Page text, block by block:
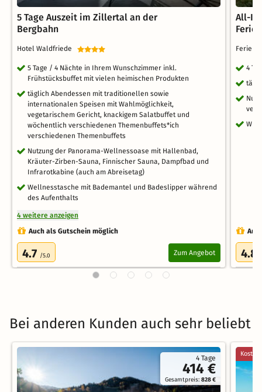
5 Tage Auszeit im Zillertal an der
Bergbahn
Hotel Waldfriede
5 Tage / 4 Nächte in Ihrem Wunschzimmer inkl.
Frühstücksbuffet mit vielen heimischen Produkten
täglich Abendessen mit traditionellen sowie
internationalen Speisen mit Wahlmöglichkeit,
vegetarischem Gericht, knackigem Salatbuffet und
wöchentlich verschiedenen Themenbuffets*ich
verschiedenen Themenbuffets
Nutzung der Panorama-Wellnessoase mit Hallenbad,
Kräuter-Zirben-Sauna, Finnischer Sauna, Dampfbad und
Infrarotkabine (auch am Abreisetag)
Wellnesstasche mit Bademantel und Badeslipper während
des Aufenthalts
4 weitere anzeigen
Auch als Gutschein möglich
4.7 /5.0 Zum Angebot
All-
4
4.8
Bei anderen Kunden auch sehr beliebt
4 Tage
414 €
Gesamtpreis:828 €